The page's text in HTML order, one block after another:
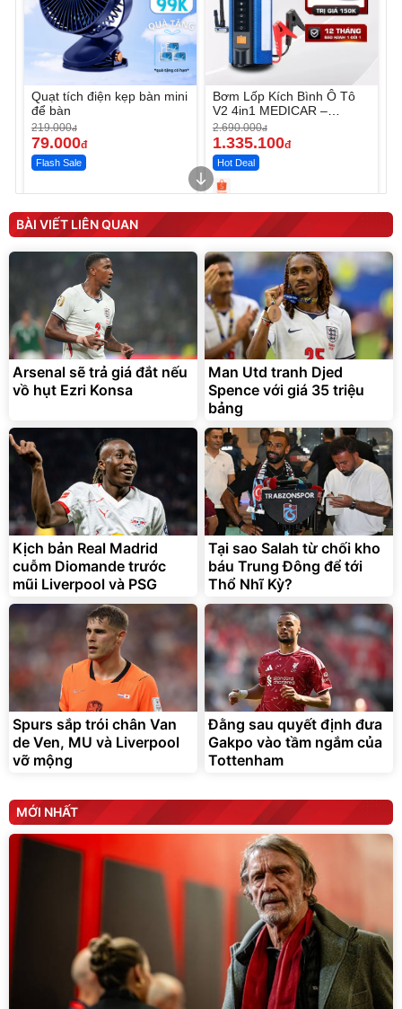
Quạt tích điện kẹp bàn mini
để bàn
219.000đ
79.000đ
Flash Sale
Bơm Lốp Kích Bình Ô Tô
V2 4in1 MEDICAR –
12.000mAh
2.690.000đ
1.335.100đ
Hot Deal
Máy ép chậm trái cây
Elmich JEE 1855OL
3.000.000đ
2.143.650đ
Flash Sale
Máy rửa xe cầm tay xịt rửa
cao áp có tạo bọt tuyết
399.000đ
Đã bán nhiều
Bạt phủ xe ô tô cao cấp,
tráng nhôm 03 lớp
392.000đ
325.000đ
Đã bán nhiều
Xe đạp điện trợ lực G-
Force C14 gấp gọn bỏ cốp
tiện lợi
9.900.000đ
7.092.000đ
Đang xem nhiều
G-FORCE VIETNA
BÀI VIẾT LIÊN QUAN
Arsenal sẽ trả giá đắt nếu
vồ hụt Ezri Konsa
Man Utd tranh Djed
Spence với giá 35 triệu
bảng
Kịch bản Real Madrid
cuỗm Diomande trước
mũi Liverpool và PSG
Tại sao Salah từ chối kho
báu Trung Đông để tới
Thổ Nhĩ Kỳ?
Spurs sắp trói chân Van
de Ven, MU và Liverpool
vỡ mộng
Đằng sau quyết định đưa
Gakpo vào tầm ngắm của
Tottenham
MỚI NHẤT